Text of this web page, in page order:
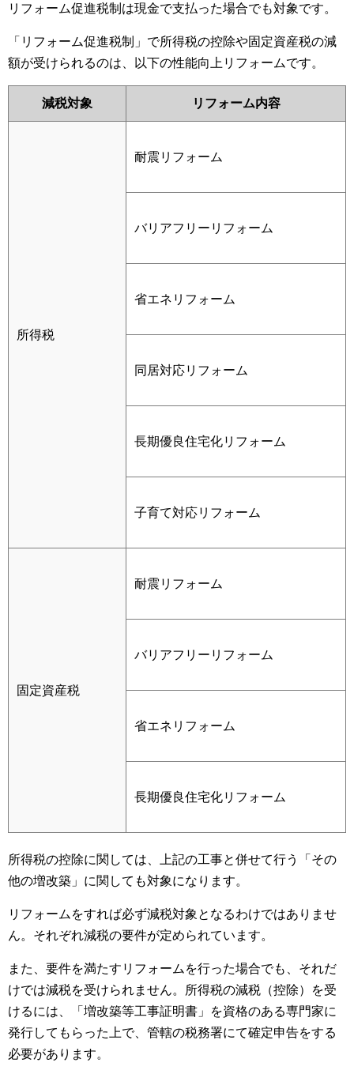
リフォーム促進税制は現金で支払った場合でも対象です。
「リフォーム促進税制」で所得税の控除や固定資産税の減
額が受けられるのは、以下の性能向上リフォームです。
減税対象 リフォーム内容
所得税
耐震リフォーム
バリアフリーリフォーム
省エネリフォーム
同居対応リフォーム
長期優良住宅化リフォーム
子育て対応リフォーム
固定資産税
耐震リフォーム
バリアフリーリフォーム
省エネリフォーム
長期優良住宅化リフォーム
所得税の控除に関しては、上記の工事と併せて行う「その
他の増改築」に関しても対象になります。
リフォームをすれば必ず減税対象となるわけではありませ
ん。それぞれ減税の要件が定められています。
また、要件を満たすリフォームを行った場合でも、それだ
けでは減税を受けられません。所得税の減税（控除）を受
けるには、「増改築等工事証明書」を資格のある専門家に
発行してもらった上で、管轄の税務署にて確定申告をする
必要があります。